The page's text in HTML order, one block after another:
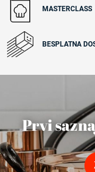
MASTERCLASS
BESPLATNA
Prvi